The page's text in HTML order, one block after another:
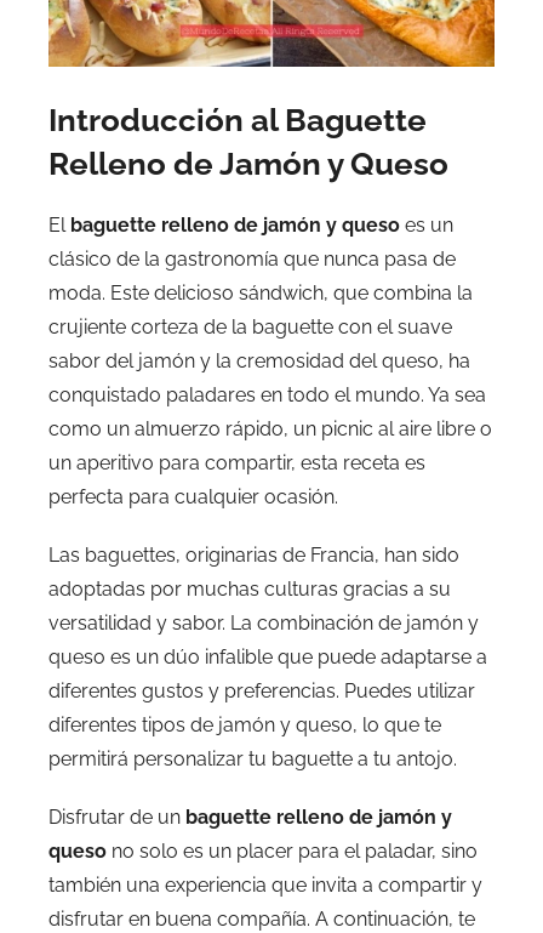
Introducción al Baguette
Relleno de Jamón y Queso
El baguette relleno de jamón y queso es un
clásico de la gastronomía que nunca pasa de
moda. Este delicioso sándwich, que combina la
crujiente corteza de la baguette con el suave
sabor del jamón y la cremosidad del queso, ha
conquistado paladares en todo el mundo. Ya sea
como un almuerzo rápido, un picnic al aire libre o
un aperitivo para compartir, esta receta es
perfecta para cualquier ocasión.
Las baguettes, originarias de Francia, han sido
adoptadas por muchas culturas gracias a su
versatilidad y sabor. La combinación de jamón y
queso es un dúo infalible que puede adaptarse a
diferentes gustos y preferencias. Puedes utilizar
diferentes tipos de jamón y queso, lo que te
permitirá personalizar tu baguette a tu antojo.
Disfrutar de un baguette relleno de jamón y
queso no solo es un placer para el paladar, sino
también una experiencia que invita a compartir y
disfrutar en buena compañía. A continuación, te